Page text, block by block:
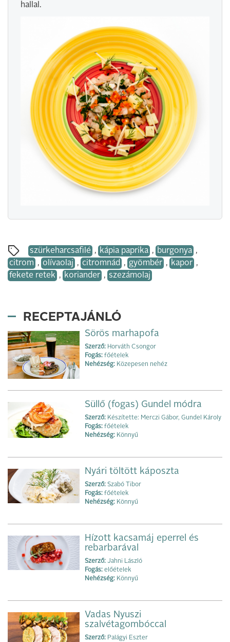
hallal.
szürkeharcsafilé , kápia paprika , burgonya ,
citrom , olívaolaj , citromnád , gyömbér , kapor ,
fekete retek , koriander , szezámolaj
RECEPTAJÁNLÓ
Sörös marhapofa
Szerző: Horváth Csongor
Fogás: főételek
Nehézség: Közepesen nehéz
Süllő (fogas) Gundel módra
Szerző: Készítette: Merczi Gábor, Gundel Károly
Fogás: főételek
Nehézség: Könnyű
Nyári töltött káposzta
Szerző: Szabó Tibor
Fogás: főételek
Nehézség: Könnyű
Hízott kacsamáj eperrel és
rebarbarával
Szerző: Jahni László
Fogás: előételek
Nehézség: Könnyű
Vadas Nyuszi
szalvétagombóccal
Szerző: Palágyi Eszter